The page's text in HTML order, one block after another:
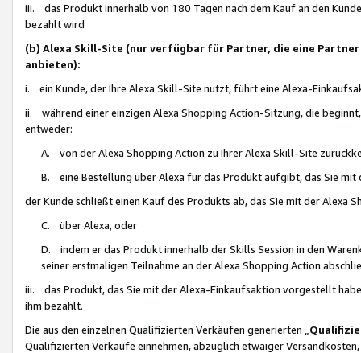
iii. das Produkt innerhalb von 180 Tagen nach dem Kauf an den
bezahlt wird
(b) Alexa Skill-Site (nur verfügbar für Partner, die eine
anbieten):
i. ein Kunde, der Ihre Alexa Skill-Site nutzt, führt eine Alexa-
ii. während einer einzigen Alexa Shopping Action-Sitzung, die
entweder:
A. von der Alexa Shopping Action zu Ihrer Alexa Skill-Site
B. eine Bestellung über Alexa für das Produkt aufgibt, das Sie mit
der Kunde schließt einen Kauf des Produkts ab, das Sie mit der Alexa
C. über Alexa, oder
D. indem er das Produkt innerhalb der Skills Session in den
seiner erstmaligen Teilnahme an der Alexa Shopping Action
iii. das Produkt, das Sie mit der Alexa-Einkaufsaktion vorgestellt
ihm bezahlt.
Die aus den einzelnen Qualifizierten Verkäufen generierten „
Qualifizierten Verkäufe einnehmen, abzüglich etwaiger